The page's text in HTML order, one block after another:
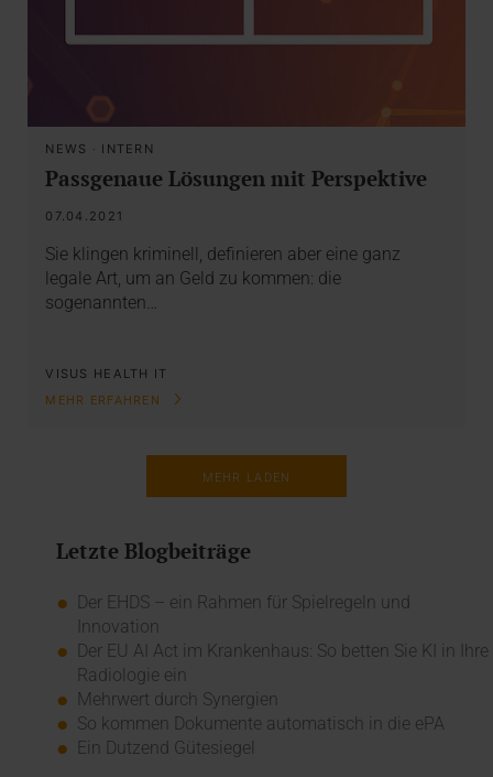
NEWS · INTERN
Passgenaue Lösungen mit Perspektive
07.04.2021
Sie klingen kriminell, definieren aber eine ganz
legale Art, um an Geld zu kommen: die
sogenannten…
VISUS HEALTH IT
MEHR ERFAHREN
MEHR LADEN
Letzte Blogbeiträge
Der EHDS – ein Rahmen für Spielregeln und
Innovation
Der EU AI Act im Krankenhaus: So betten Sie KI in Ihre
Radiologie ein
Mehrwert durch Synergien
So kommen Dokumente automatisch in die ePA
Ein Dutzend Gütesiegel